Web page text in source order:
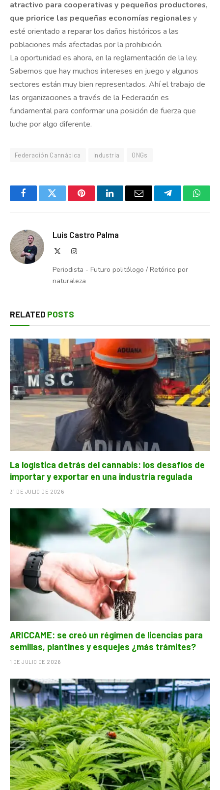
atractivo para cooperativas y pequeños productores,
que priorice las pequeñas economías regionalesy
esté orientado a reparar los daños históricos a las
poblaciones más afectadas por la prohibición.
La oportunidad es ahora, en la reglamentación de la ley.
Sabemos que hay muchos intereses en juego y algunos
sectores están muy bien representados. Ahí el trabajo de
las organizaciones a través de la Federación es
fundamental para conformar una posición de fuerza que
luche por algo diferente.
Federación Cannábica Industria ONGs
FacebookTwitter PinterestLinkedInEmail Telegram
Luis Castro Palma
Instagram
Periodista - Futuro politólogo / Retórico por
naturaleza
RELATED POSTS
La logística detrás del cannabis: los desafíos de
importar y exportar en una industria regulada
31 DE JULIO DE 2026
ARICCAME: se creó un régimen de licencias para
semillas, plantines y esquejes ¿más trámites?
1 DE JULIO DE 2026